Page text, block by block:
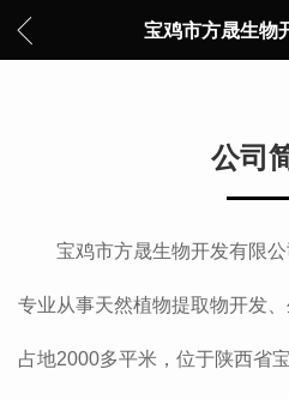
宝鸡市方晟生物
公司
宝鸡市方晟生物开发有限公
专业从事天然植物提取物开发
占地2000多平米，位于陕西省